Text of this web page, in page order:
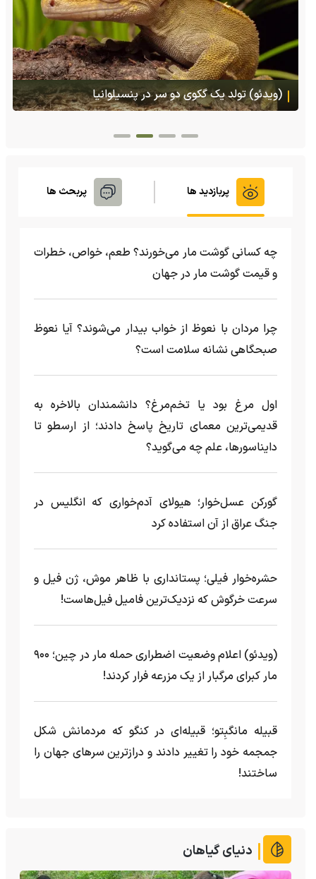
هجوم یک بزمجه غول‌پیکر به یک سوپرمارکت در تایلند
پربازدید ها پربحث ها
چه کسانی گوشت مار می‌خورند؟ طعم، خواص، خطرات
و قیمت گوشت مار در جهان
چرا مردان با نعوظ از خواب بیدار می‌شوند؟ آیا نعوظ
صبحگاهی نشانه سلامت است؟
اول مرغ بود یا تخم‌مرغ؟ دانشمندان بالاخره به
قدیمی‌ترین معمای تاریخ پاسخ دادند؛ از ارسطو تا
دایناسورها، علم چه می‌گوید؟
گورکن عسل‌خوار؛ هیولای آدم‌خواری که انگلیس در
جنگ عراق از آن استفاده کرد
حشره‌خوار فیلی؛ پستانداری با ظاهر موش، ژن فیل و
سرعت خرگوش که نزدیک‌ترین فامیل فیل‌هاست!
(ویدئو) اعلام وضعیت اضطراری حمله مار‌ در چین؛ ۹۰۰
مار کبرای مرگبار از یک مزرعه‌ فرار کردند!
قبیله مانگبِتو؛ قبیله‌ای در کنگو که مردمانش شکل
جمجمه خود را تغییر دادند و درازترین سرهای جهان را
ساختند!
دنیای گیاهان